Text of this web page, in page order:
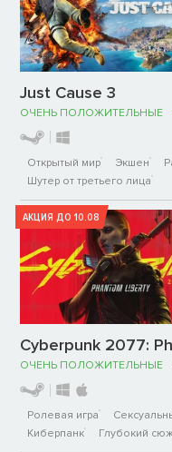
Just Cause 3
ОЧЕНЬ ПОЛОЖИТЕЛЬНЫЕ
Открытый мир Экшен
Шутер от третьего лица
АКЦИЯ ДО 10.08
Cyberpunk 2077:
ОЧЕНЬ ПОЛОЖИТЕЛЬНЫЕ
Ролевая игра
Киберпанк
Глубокий